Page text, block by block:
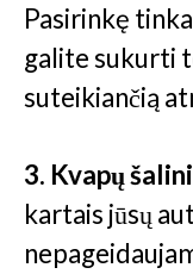
Pasirinkę
galite sukurti
suteikiančią
3. Kvapų
kartais jūsų